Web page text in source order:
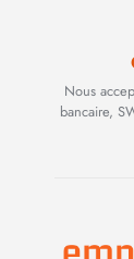
Nous
bancaire,